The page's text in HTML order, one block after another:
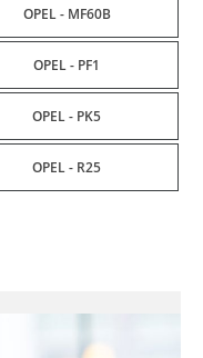
OPEL - MF60B
OPEL - PF1
OPEL - PK5
OPEL - R25